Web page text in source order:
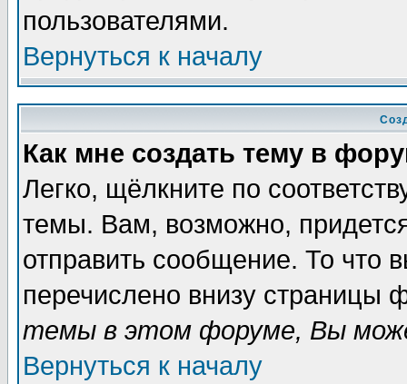
пользователями.
Вернуться к началу
Как мне создать тему в
Легко, щёлкните по
темы. Вам, возможно,
отправить сообщение. То что
перечислено внизу страницы
темы в этом форуме, Вы
Вернуться к началу